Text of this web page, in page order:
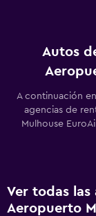
Autos
A continuación
agencias de
Mulhouse
Ver todas
Aeropuerto